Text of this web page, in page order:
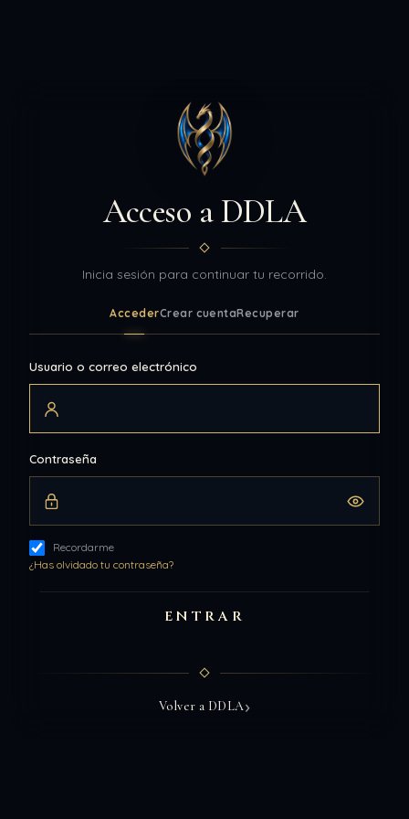
Acceso a DDLA
Inicia sesión para continuar tu recorrido.
AccederCrear cuentaRecuperar
Usuario o correo electrónico
Contraseña
Recordarme
¿Has olvidado tu contraseña?
ENTRAR
Volver a DDLA›